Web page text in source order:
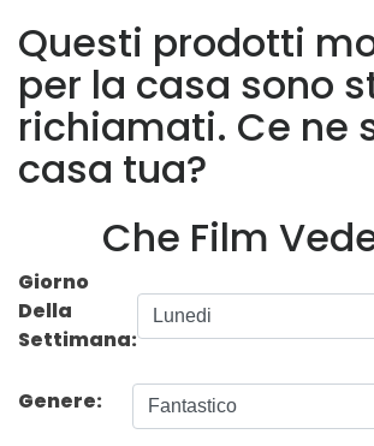
Questi prodotti
per la casa sono
richiamati. Ce ne
casa tua?
Che Film
Giorno
Della
Settimana:
Genere: